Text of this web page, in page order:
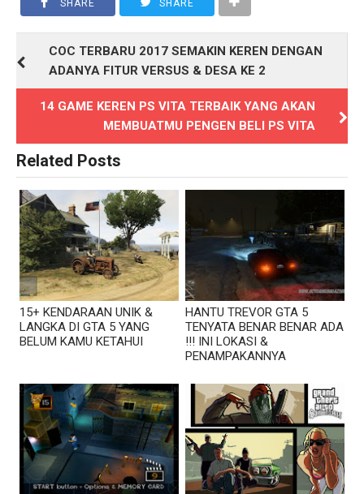
SHARE SHARE
COC TERBARU 2017 SEMAKIN KEREN DENGAN
ADANYA FITUR VERSUS & DESA KE 2
14 GAME KEREN PS VITA TERBAIK YANG AKAN
MEMBUATMU PENGEN BELI PS VITA
Related Posts
15+ KENDARAAN UNIK &
LANGKA DI GTA 5 YANG
BELUM KAMU KETAHUI
HANTU TREVOR GTA 5
TENYATA BENAR BENAR ADA
!!! INI LOKASI &
PENAMPAKANNYA